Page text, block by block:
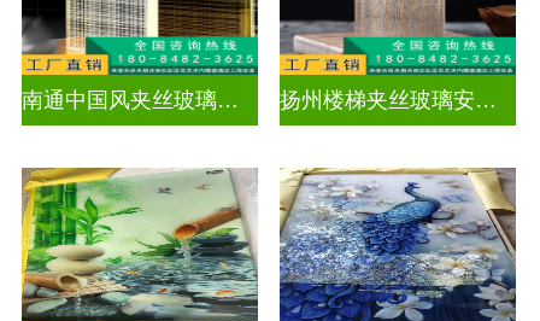
南通中国风夹丝玻璃销售 扬州楼梯夹丝玻璃安装电话